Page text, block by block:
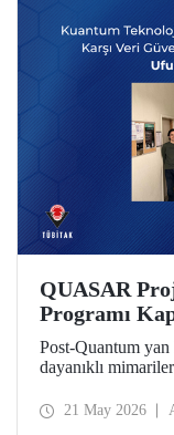
QUASAR
Programı
Kazandı
Post-Quantum
dayanıklı
Architectures for
21 May 2026